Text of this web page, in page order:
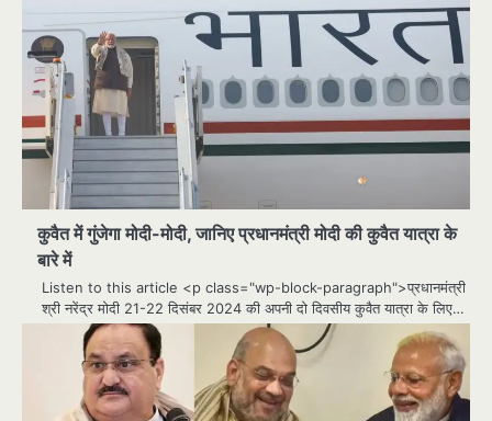
कुवैत में गुंजेगा मोदी-मोदी, जानिए प्रधानमंत्री मोदी की कुवैत यात्रा के
बारे में
Listen to this article <p class="wp-block-paragraph">प्रधानमंत्री
श्री नरेंद्र मोदी 21-22 दिसंबर 2024 की अपनी दो दिवसीय कुवैत यात्रा के लिए…